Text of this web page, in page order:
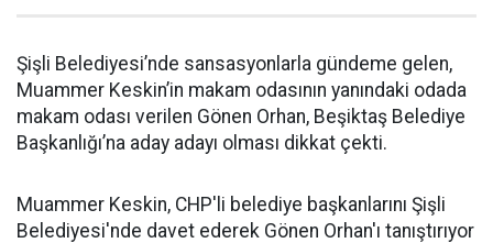
Şişli Belediyesi’nde sansasyonlarla gündeme gelen,
Muammer Keskin’in makam odasının yanındaki odada
makam odası verilen Gönen Orhan, Beşiktaş Belediye
Başkanlığı’na aday adayı olması dikkat çekti.
Muammer Keskin, CHP'li belediye başkanlarını Şişli
Belediyesi'nde davet ederek Gönen Orhan'ı tanıştırıyor